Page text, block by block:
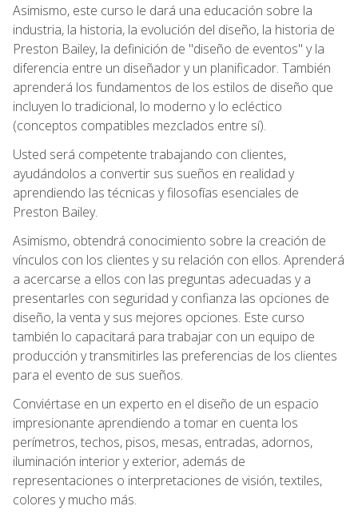
Asimismo, este curso le dará una educación sobre la
industria, la historia, la evolución del diseño, la historia de
Preston Bailey, la definición de "diseño de eventos" y la
diferencia entre un diseñador y un planificador. También
aprenderá los fundamentos de los estilos de diseño que
incluyen lo tradicional, lo moderno y lo ecléctico
(conceptos compatibles mezclados entre sí).
Usted será competente trabajando con clientes,
ayudándolos a convertir sus sueños en realidad y
aprendiendo las técnicas y filosofías esenciales de
Preston Bailey.
Asimismo, obtendrá conocimiento sobre la creación de
vínculos con los clientes y su relación con ellos. Aprenderá
a acercarse a ellos con las preguntas adecuadas y a
presentarles con seguridad y confianza las opciones de
diseño, la venta y sus mejores opciones. Este curso
también lo capacitará para trabajar con un equipo de
producción y transmitirles las preferencias de los clientes
para el evento de sus sueños.
Conviértase en un experto en el diseño de un espacio
impresionante aprendiendo a tomar en cuenta los
perímetros, techos, pisos, mesas, entradas, adornos,
iluminación interior y exterior, además de
representaciones o interpretaciones de visión, textiles,
colores y mucho más.